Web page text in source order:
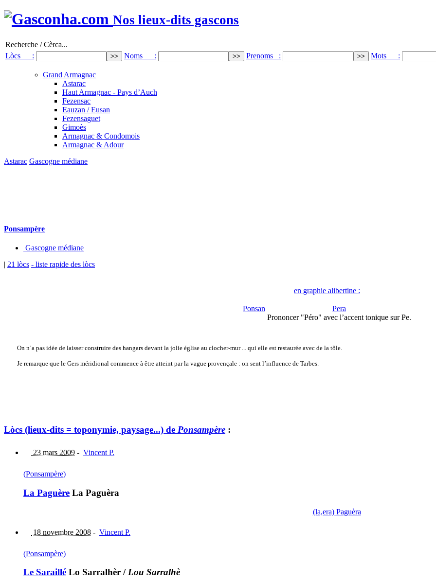
Nos lieux-dits gascons
Recherche / Cèrca...
Lòcs :
Noms : Prenoms : Mots :
Grand Armagnac
Astarac
Haut Armagnac - Pays d’Auch
Fezensac
Eauzan / Eusan
Fezensaguet
Gimoès
Armagnac & Condomois
Armagnac & Adour
Astarac Gascogne médiane
Ponsampère
Gascogne médiane
| 21 lòcs - liste rapide des lòcs
en graphie alibertine :
Ponsan
Pera
Prononcer "Péro" avec l’accent tonique sur Pe.
On n’a pas idée de laisser construire des hangars devant la jolie église au clocher-mur ... qui elle est restaurée avec de la tôle.
Je remarque que le Gers méridional commence à être atteint par la vague provençale : on sent l’influence de Tarbes.
Lòcs (lieux-dits = toponymie, paysage...) de Ponsampère :
23 mars 2009 - Vincent P.
(Ponsampère)
La Paguère La Paguèra
(la,era) Paguèra
18 novembre 2008 - Vincent P.
(Ponsampère)
Le Saraillé Lo Sarralhèr /Lou Sarralhè